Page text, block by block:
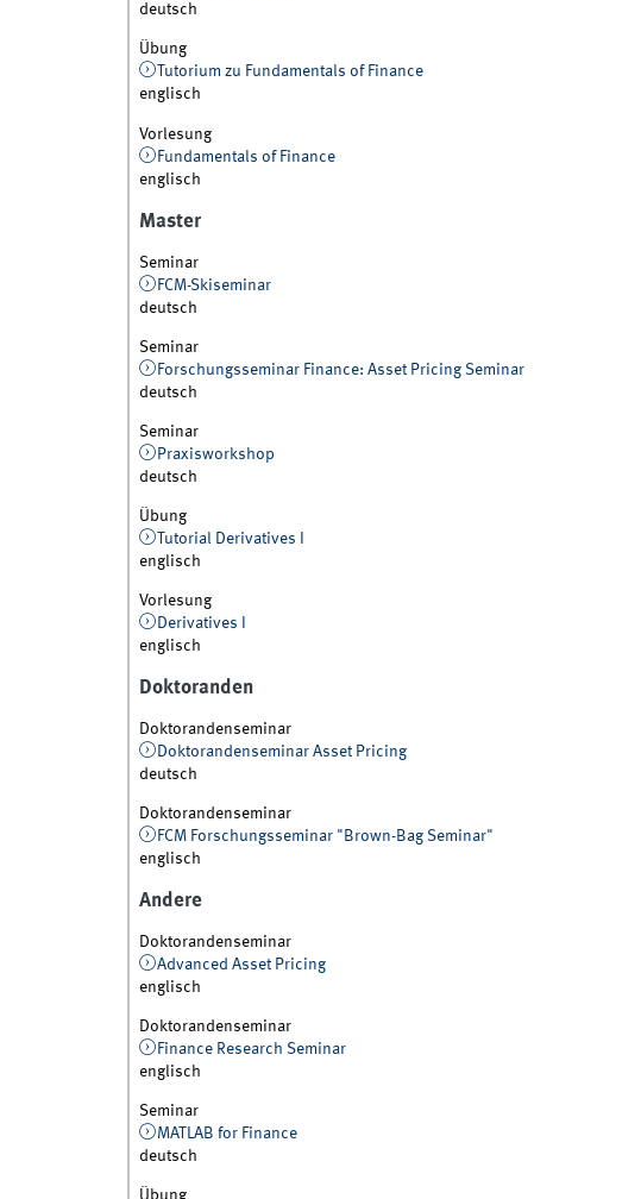
deutsch
Übung
Tutorium zu Fundamentals of Finance
englisch
Vorlesung
Fundamentals of Finance
englisch
Master
Seminar
FCM-Skiseminar
deutsch
Seminar
Forschungsseminar Finance: Asset Pricing Seminar
deutsch
Seminar
Praxisworkshop
deutsch
Übung
Tutorial Derivatives I
englisch
Vorlesung
Derivatives I
englisch
Doktoranden
Doktorandenseminar
Doktorandenseminar Asset Pricing
deutsch
Doktorandenseminar
FCM Forschungsseminar "Brown-Bag Seminar"
englisch
Andere
Doktorandenseminar
Advanced Asset Pricing
englisch
Doktorandenseminar
Finance Research Seminar
englisch
Seminar
MATLAB for Finance
deutsch
Übung